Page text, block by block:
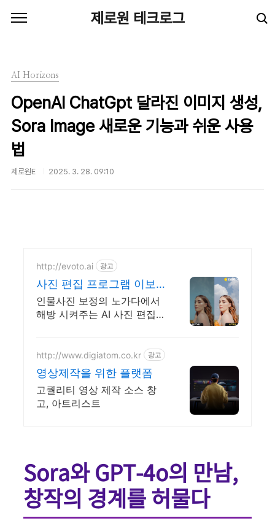
제로원 테크로그
AI Horizons
OpenAI ChatGpt 달라진 이미지 생성,
Sora Image 새로운 기능과 쉬운 사용
법
제로원E 2025. 3. 28. 09:10
http://evoto.ai 광고
사진 편집 프로그램 이보
토 더 똑똑하고 더 빠른 편
집력
인물사진 보정의 노가다에서
해방 시켜주는 AI 사진 편집
인식하여 한번의 클릭으로 보
정 끝.
http://www.digiatom.co.kr 광고
영상제작을 위한 플랫폼
고퀄리티 영상 제작 소스 창
고, 아트리스트
Sora와 GPT-4o의 만남,
창작의 경계를 허물다